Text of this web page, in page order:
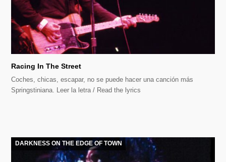
Racing In The Street
Coches, chicas, escapar, no se puede hacer una canción más
Springstiniana. Leer la letra / Read the lyrics
DARKNESS ON THE EDGE OF TOWN